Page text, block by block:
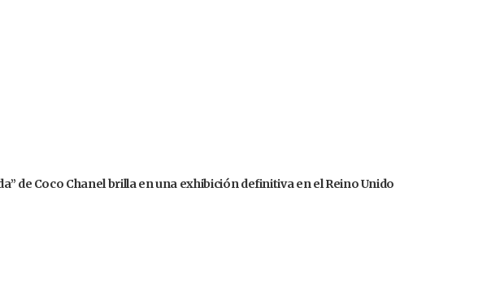
de Coco Chanel brilla en una exhibición definitiva en el Reino Unido